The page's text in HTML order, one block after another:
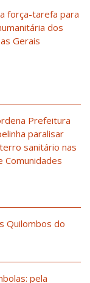
força-tarefa para
dos
Gerais
Prefeitura
paralisar
sanitário nas
Comunidades
Quilombos do
pela